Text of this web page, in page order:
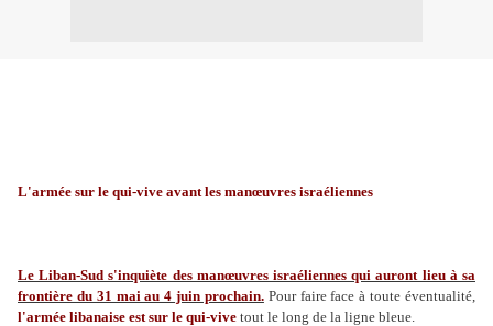
L'armée sur le qui-vive avant les manœuvres israéliennes
Le Liban-Sud s'inquiète des manœuvres israéliennes qui auront lieu à sa
frontière du 31 mai au 4 juin prochain.Pour faire face à toute éventualité,
l'armée libanaise est sur le qui-vive tout le long de la ligne bleue.